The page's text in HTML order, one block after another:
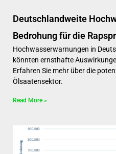
Deutschlandweite
Bedrohung für die
Hochwasserwarnungen in
könnten ernsthafte
Erfahren Sie mehr über die
Ölsaatensektor.
Read More »